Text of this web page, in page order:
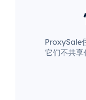
ProxySale
它们不共